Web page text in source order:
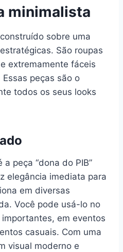
minimalista
sobre uma
São roupas
extremamente fáceis
peças são o
todos os seus looks
peça “dona do PIB”
elegância imediata para
em diversas
Você pode usá-lo no
em eventos
casuais. Com uma
visual moderno e